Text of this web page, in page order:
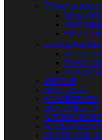
 
 
TABLA
FUNDAS
MENAJE
BASCULAS
SOPORTES TV
DECORACION
ACCESORIOS
ACCESORIOS
TEXTIL DEL